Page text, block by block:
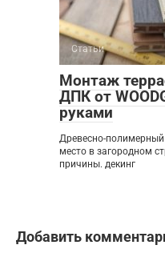
Статьи
Монтаж
ДПК от
руками
Древесно-
место в загородном
причины. декинг
Добавить